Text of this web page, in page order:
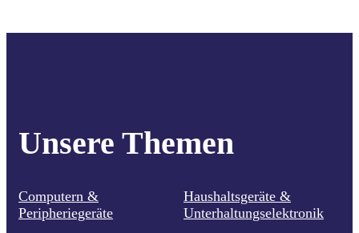
Unsere Themen
Computern &
Peripheriegeräte
Haushaltsgeräte &
Unterhaltungselektronik